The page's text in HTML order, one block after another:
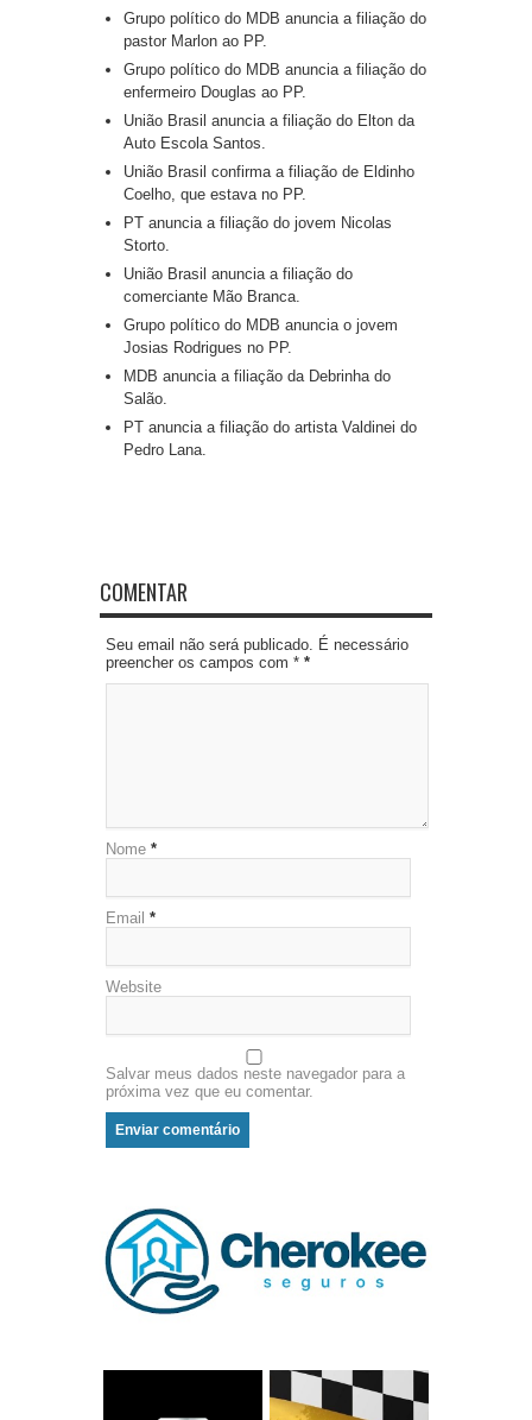
Grupo político do MDB anuncia a filiação do
pastor Marlon ao PP.
Grupo político do MDB anuncia a filiação do
enfermeiro Douglas ao PP.
União Brasil anuncia a filiação do Elton da
Auto Escola Santos.
União Brasil confirma a filiação de Eldinho
Coelho, que estava no PP.
PT anuncia a filiação do jovem Nicolas
Storto.
União Brasil anuncia a filiação do
comerciante Mão Branca.
Grupo político do MDB anuncia o jovem
Josias Rodrigues no PP.
MDB anuncia a filiação da Debrinha do
Salão.
PT anuncia a filiação do artista Valdinei do
Pedro Lana.
COMENTAR
Seu email não será publicado. É necessário
preencher os campos com * *
Nome *
Email *
Website
Salvar meus dados neste navegador para a
próxima vez que eu comentar.